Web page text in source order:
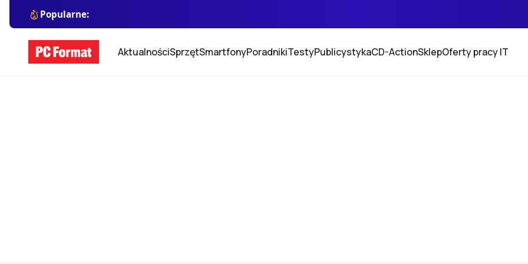
Popularne:
AktualnościSprzętSmartfonyPoradnikiTestyPublicystykaCD-ActionSklepOferty pracy IT